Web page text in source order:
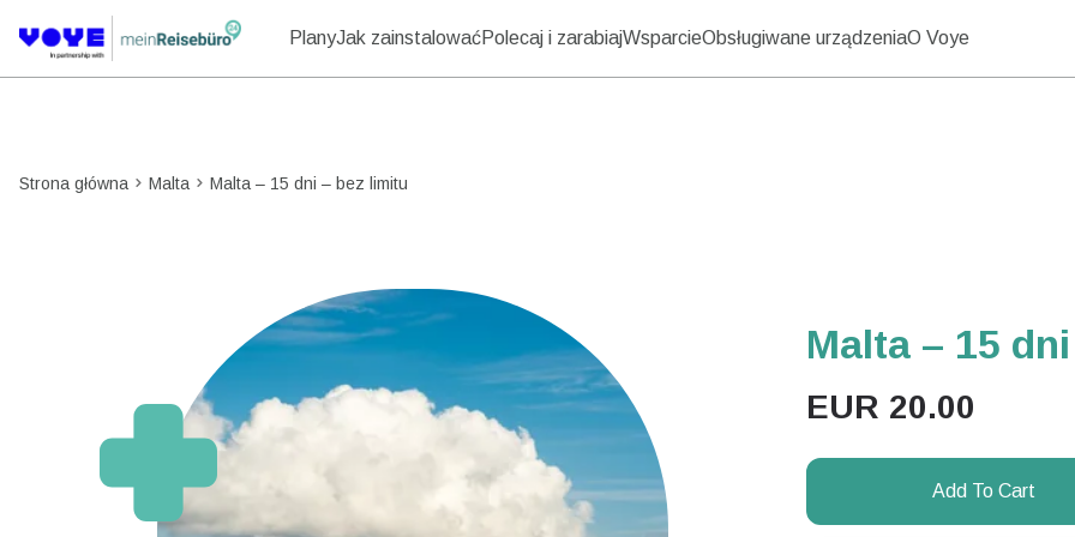
PlanyJak zainstalowaćPolecaj i zarabiajWsparcieObsługiwane urządzeniaO Voye
Strona główna Malta Malta – 15 dni – bez limitu
Malta – 15
EUR 20.00
Add To Cart